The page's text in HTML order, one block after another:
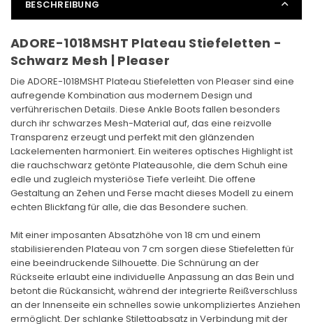
BESCHREIBUNG
ADORE-1018MSHT Plateau Stiefeletten -
Schwarz Mesh | Pleaser
Die ADORE-1018MSHT Plateau Stiefeletten von Pleaser sind eine
aufregende Kombination aus modernem Design und
verführerischen Details. Diese Ankle Boots fallen besonders
durch ihr schwarzes Mesh-Material auf, das eine reizvolle
Transparenz erzeugt und perfekt mit den glänzenden
Lackelementen harmoniert. Ein weiteres optisches Highlight ist
die rauchschwarz getönte Plateausohle, die dem Schuh eine
edle und zugleich mysteriöse Tiefe verleiht. Die offene
Gestaltung an Zehen und Ferse macht dieses Modell zu einem
echten Blickfang für alle, die das Besondere suchen.
Mit einer imposanten Absatzhöhe von 18 cm und einem
stabilisierenden Plateau von 7 cm sorgen diese Stiefeletten für
eine beeindruckende Silhouette. Die Schnürung an der
Rückseite erlaubt eine individuelle Anpassung an das Bein und
betont die Rückansicht, während der integrierte Reißverschluss
an der Innenseite ein schnelles sowie unkompliziertes Anziehen
ermöglicht. Der schlanke Stilettoabsatz in Verbindung mit der